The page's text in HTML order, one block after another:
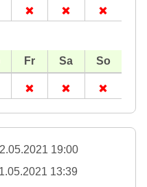
19:00
13:39